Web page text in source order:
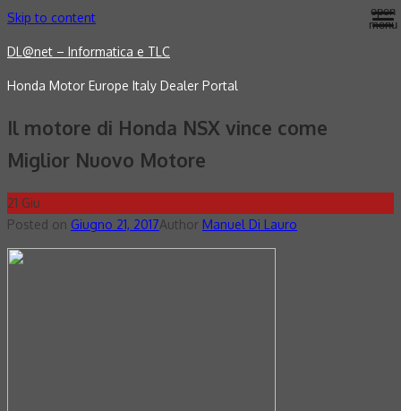
Skip to content
DL@net – Informatica e TLC
Honda Motor Europe Italy Dealer Portal
open
menu
Il motore di Honda NSX vince come
Miglior Nuovo Motore
21 Giu
Posted on Giugno 21, 2017Author Manuel Di Lauro